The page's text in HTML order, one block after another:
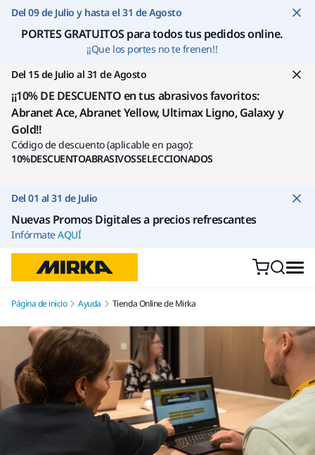
Ir a contenido
Del 09 de Julio y hasta el 31 de Agosto
PORTES GRATUITOS para todos tus pedidos online.
¡¡Que los portes no te frenen!!
Del 15 de Julio al 31 de Agosto
¡¡10% DE DESCUENTO en tus abrasivos favoritos:
Abranet Ace, Abranet Yellow, Ultimax Ligno, Galaxy y
Gold!!
Código de descuento (aplicable en pago):
10%DESCUENTOABRASIVOSSELECCIONADOS
Del 01 al 31 de Julio
Nuevas Promos Digitales a precios refrescantes
InfórmateAQUÍ
Página de inicio Ayuda Tienda Online de Mirka